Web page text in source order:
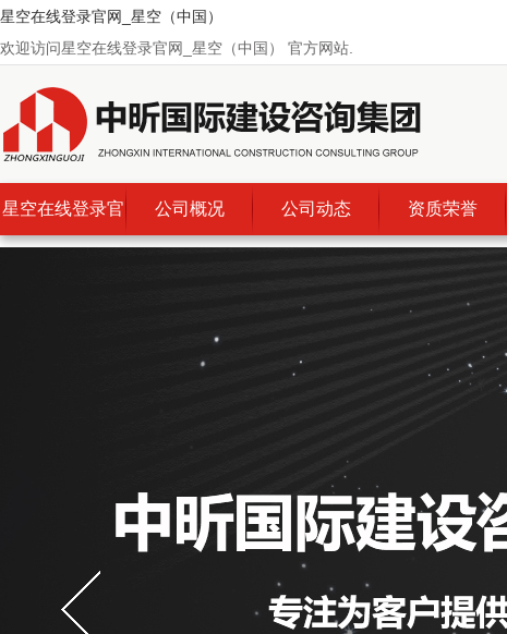
星空在线登录官网_星空（中国）
欢迎访问星空在线登录官网_星空（中国） 官方网站.
星空在线登录官 公司概况 公司动态 资质荣誉